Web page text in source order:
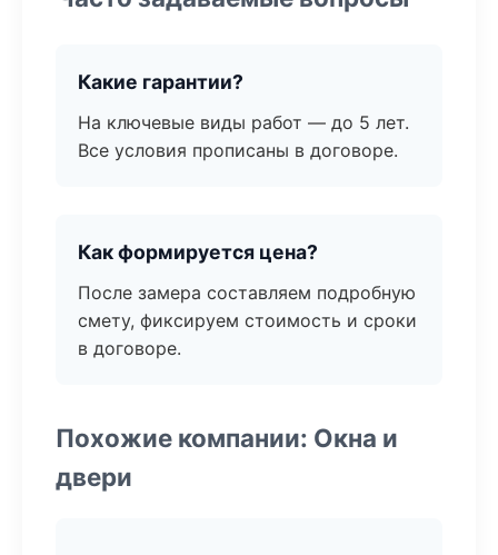
Какие гарантии?
На ключевые виды работ — до 5 лет.
Все условия прописаны в договоре.
Как формируется цена?
После замера составляем подробную
смету, фиксируем стоимость и сроки
в договоре.
Похожие компании: Окна и
двери